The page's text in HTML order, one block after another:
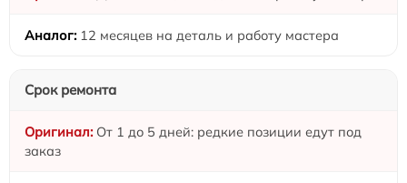
12 месяцев на деталь и работу мастера
Срок ремонта
От 1 до 5 дней: редкие позиции едут под
заказ